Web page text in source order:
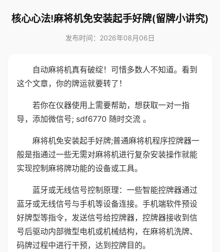
核心心法!麻将机免安装起手好牌(留牌小讲究)
发布时间：2026年08月06日
自动麻将机真有破绽！可惜多数人不知道。看到
这个文章，你的牌运就要转了！
若你在仪器使用上需要帮助，想获取一对一指
导，添加微信号; sdf6770 随时交流 。
麻将机免安装起手好牌;普通麻将机程序控牌器一
般是指通过一些无需对麻将机进行复杂安装操作就能
实现控制麻将牌功能的设备或工具。
蓝牙或无线信号控制原理：一些智能控牌器通过
蓝牙或无线信号与手机等设备连接。手机端软件预设
好牌型等指令，发送信号给控牌器，控牌器接收到信
号后驱动内部微型电机或机械结构，在麻将机洗牌、
码牌过程中进行干预，达到控牌目的。